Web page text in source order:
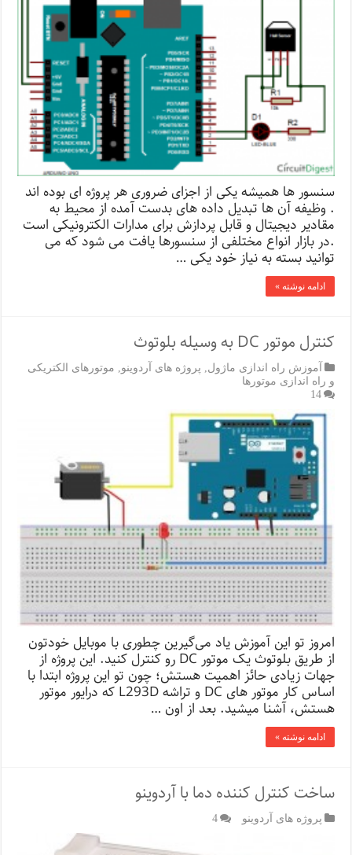
سنسور ها همیشه یکی از اجزای ضروری هر پروژه ای بوده اند
. وظیفه آن ها تبدیل داده های بدست آمده از محیط به
مقادیر دیجیتال و قابل پردازش برای مدارات الکترونیکی است
.در بازار انواع مختلفی از سنسورها یافت می شود که می
توانید بسته به نیاز خود یکی …
ادامه نوشته »
کنترل موتور DC به وسیله بلوتوث
آموزش راه اندازی ماژول پروژه های آردوینو
موتورهای الکتریکی
و راه اندازی موتورها
14
امروز تو این آموزش یاد می‌گیرین چطوری با موبایل خودتون
از طریق بلوتوث یک موتور DC رو کنترل کنید. این پروژه از
جهات زیادی حائز اهمیت هستش؛ چون تو این پروژه ابتدا با
اساس کار موتور های DC و تراشه L293D که درایور موتور
هستش، آشنا میشید. بعد از اون …
ادامه نوشته »
ساخت کنترل کننده دما با آردوینو
پروژه های آردوینو 4